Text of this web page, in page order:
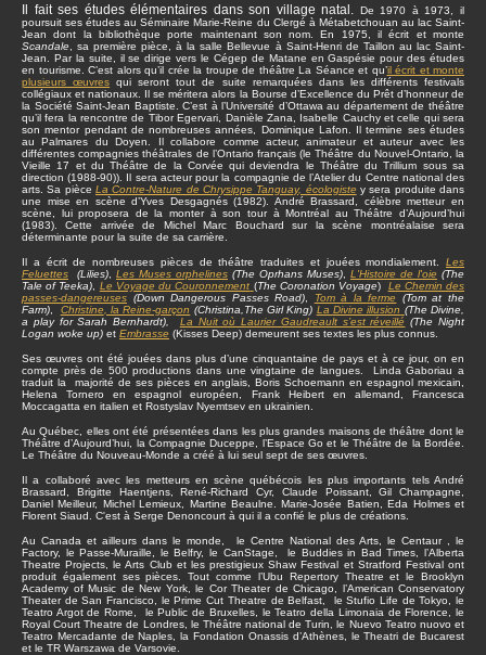
Il fait ses études élémentaires dans son village natal.
De 1970 à 1973, il
poursuit ses études au Séminaire Marie-Reine du Clergé à Métabetchouan au lac Saint-
Jean dont la bibliothèque porte maintenant son nom. En 1975, il écrit et monte
Scandale , sa première pièce, à la salle Bellevue à Saint-Henri de Taillon au lac Saint-
Jean. Par la suite, il se dirige vers le Cégep de Matane en Gaspésie pour des études
en tourisme. C’est alors qu’il crée la troupe de théâtre La Séance et qu’il écrit et monte
plusieurs œuvres qui seront tout de suite remarquées dans les différents festivals
collégiaux et nationaux. Il se méritera alors la Bourse d’Excellence du Prêt d’honneur de
la Société Saint-Jean Baptiste. C’est à l’Université d’Ottawa au département de théâtre
qu’il fera la rencontre de Tibor Egervari, Danièle Zana, Isabelle Cauchy et celle qui sera
son mentor pendant de nombreuses années, Dominique Lafon. Il termine ses études
au Palmares du Doyen. Il collabore comme acteur, animateur et auteur avec les
différentes compagnies théâtrales de l’Ontario français (le Théâtre du Nouvel-Ontario, la
Vieille 17 et du Théâtre de la Corvée qui deviendra le Théâtre du Trillium sous sa
direction (1988-90)). Il sera acteur pour la compagnie de l’Atelier du Centre national des
arts. Sa pièce La Contre-Nature de Chrysippe Tanguay, écologiste y sera produite dans
une mise en scène d’Yves Desgagnés (1982). André Brassard, célèbre metteur en
scène, lui proposera de la monter à son tour à Montréal au Théâtre d’Aujourd’hui
(1983). Cette arrivée de Michel Marc Bouchard sur la scène montréalaise sera
déterminante pour la suite de sa carrière.
Il a écrit de nombreuses pièces de théâtre traduites et jouées mondialement. Les
Feluettes (Lilies) Les Muses orphelines (The Oprhans Muses) L'Histoire de l'oie (The
Tale of Teeka)
Le Voyage du Couronnement (The Coronation Voyage) Le Chemin des
passes-dangereuses (Down Dangerous Passes Road) Tom à la ferme
(Tom at the
Farm)
Christine , la Reine-garçon (Christina,The Girl King) La Divine illusion (The Divine,
a play for Sarah Bernhardt),
La Nuit où Laurier Gaudreault s’est réveillé (The Night
Logan woke up) et Embrasse (Kisses Deep) demeurent ses textes les plus connus.
Ses œuvres ont été jouées dans plus d’une cinquantaine de pays et à ce jour, on en
compte près de 500 productions dans une vingtaine de langues. Linda Gaboriau a
traduit la majorité de ses pièces en anglais, Boris Schoemann en espagnol mexicain,
Helena Tornero en espagnol européen, Frank Heibert en allemand, Francesca
Moccagatta en italien et Rostyslav Nyemtsev en ukrainien.
Au Québec, elles ont été présentées dans les plus grandes maisons de théâtre dont le
Théâtre d’Aujourd’hui, la Compagnie Duceppe, l’Espace Go et le Théâtre de la Bordée.
Le Théâtre du Nouveau-Monde a créé à lui seul sept de ses œuvres.
Il a collaboré avec les metteurs en scène québécois les plus importants tels André
Brassard, Brigitte Haentjens, René-Richard Cyr, Claude Poissant, Gil Champagne,
Daniel Meilleur, Michel Lemieux, Martine Beaulne. Marie-Josée Batien, Eda Holmes et
Florent Siaud. C'est à Serge Denoncourt à qui il a confié le plus de créations.
Au Canada et ailleurs dans le monde, le Centre National des Arts, le Centaur , le
Factory, le Passe-Muraille, le Belfry, le CanStage, le Buddies in Bad Times, l’Alberta
Theatre Projects, le Arts Club et les prestigieux Shaw Festival et Stratford Festival ont
produit également ses pièces. Tout comme l’Ubu Repertory Theatre et le Brooklyn
Academy of Music de New York, le Cor Theater de Chicago, l’American Conservatory
Theater de San Francisco, le Prime Cut Theatre de Belfast, le Stufio Life de Tokyo, le
Teatro Argot de Rome, le Public de Bruxelles, le Teatro della Limonaia de Florence, le
Royal Court Theatre de Londres, le Théâtre national de Turin, le Nuevo Teatro nuovo et
Teatro Mercadante de Naples, la Fondation Onassis d’Athènes, le Theatri de Bucarest
et le TR Warszawa de Varsovie.